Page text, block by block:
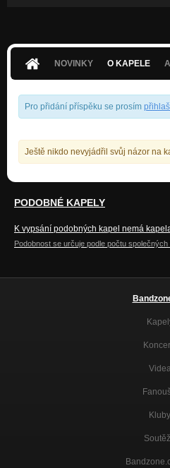
NOVINKY O KAPELE
Pro přidání příspěku se prosím
Ještě nikdo nevyjádřil svůj názor na
PODOBNÉ KAPELY
K vypsání podobných kapel nemá
Podobnost se určuje podle počtu společných
Kluby